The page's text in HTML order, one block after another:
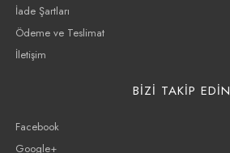
İade Şartları
Ödeme ve Teslimat
İletişim
BİZİ TAKİP EDİN
Facebook
Google+